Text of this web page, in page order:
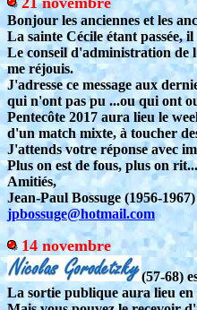
Bonjour les anciennes et les
La sainte Cécile étant passée,
Le conseil d'administration de
me réjouis.
J'adresse ce message aux
qui n'ont pas pu ...ou qui ont
Pentecôte 2017 aura lieu le
d'un match mixte, à toucher
J'attends votre réponse avec
Plus on est de fous, plus on rit...
Amitiés,
Jean-Paul Bossuge (1956-1967)
jpbossuge@hotmail.com
14 novembre
(57-68)
La sortie publique aura lieu en